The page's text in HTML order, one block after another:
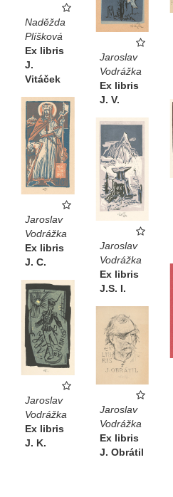
Naděžda
Plíšková
Ex libris
J.
Vitáček
Jaroslav
Vodrážka
Ex libris
J. V.
Jaroslav
Vodrážka
Ex libris
J. C.
Jaroslav
Vodrážka
Ex libris
J.S. I.
Jaroslav
Vodrážka
Ex libris
J. K.
Jaroslav
Vodrážka
Ex libris
J. Obrátil